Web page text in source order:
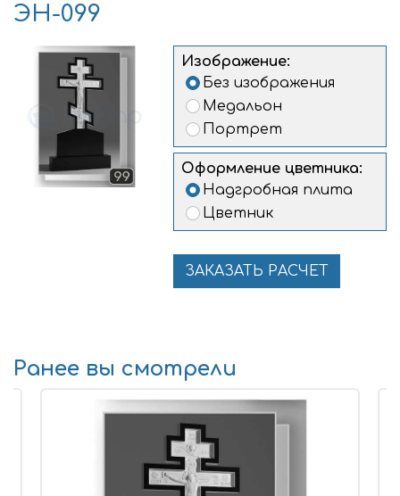
ЭН-099
Изображение:
Без изображения
Медальон
Портрет
Оформление цветника:
Надгробная плита
Цветник
ЗАКАЗАТЬ РАСЧЕТ
Ранее вы смотрели